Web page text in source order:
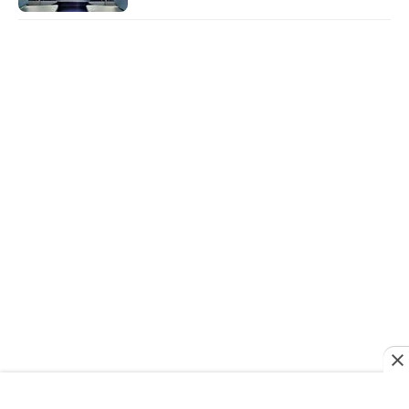
की चीजों की स्वच्छता की गारंटी देता है.